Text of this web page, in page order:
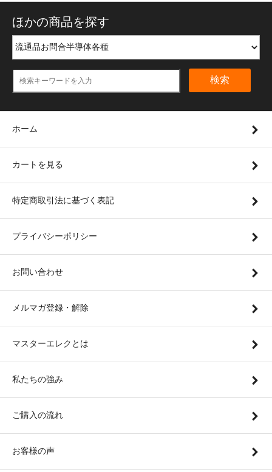
ほかの商品を探す
検索
ホーム
カートを見る
特定商取引法に基づく表記
プライバシーポリシー
お問い合わせ
メルマガ登録・解除
マスターエレクとは
私たちの強み
ご購入の流れ
お客様の声